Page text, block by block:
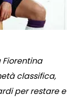
classifica,
per restare e